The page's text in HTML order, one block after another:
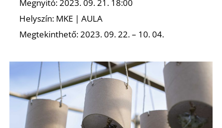
Megnyitó: 2023. 09. 21. 18:00
Helyszín: MKE | AULA
Megtekinthető: 2023. 09. 22. – 10. 04.